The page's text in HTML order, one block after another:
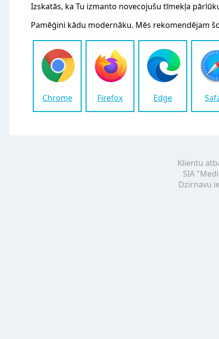
Izskatās, ka Tu izmanto novecojušu tīmekļa
Pamēģini kādu modernāku. Mēs rekomendējam
Chrome Firefox Edge
Klientu
SIA
Dzirnavu